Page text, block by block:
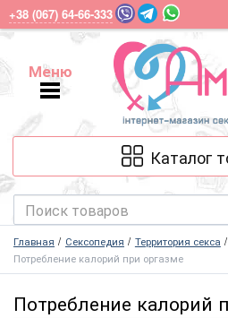
+38 (067) 64-66-333
Меню
Меню
Каталог
Главная Сексопедия
Территория секса
Потребление калорий при оргазме
Потребление калорий